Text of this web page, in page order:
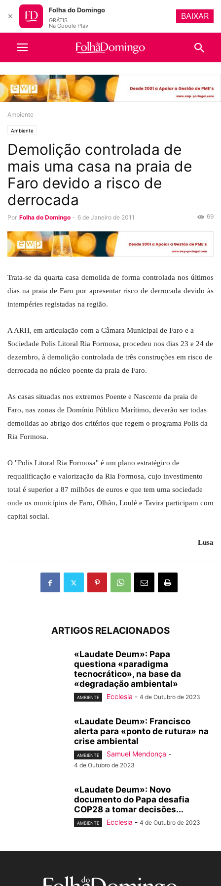
Ambiente
Ambiente
Demolição controlada de
mais uma casa na praia de
Faro devido a risco de
derrocada
Por Folha do Domingo - 6 de Janeiro de 2011 69
Trata-se da quarta casa demolida de forma controlada nos últimos
dias na praia de Faro por apresentar risco de derrocada devido às
intempéries registadas na região.
A ARH, em articulação com a Câmara Municipal de Faro e a
Sociedade Polis Litoral Ria Formosa, procedeu nos dias 23 e 24 de
dezembro, à demolição controlada de três construções em risco de
derrocada no núcleo poente da praia de Faro.
As casas situadas nos extremos Poente e Nascente da praia de
Faro, nas zonas de Domínio Público Marítimo, deverão ser todas
demolidas ao abrigo dos critérios que regem o programa Polis da
Ria Formosa.
O "Polis Litoral Ria Formosa" é um plano estratégico de
requalificação e valorização da Ria Formosa, cujo investimento
total é superior a 87 milhões de euros e que tem uma sociedade
onde os municípios de Faro, Olhão, Loulé e Tavira participam com
capital social.
Lusa
ARTIGOS RELACIONADOS
«Laudate Deum»: Papa
questiona «paradigma
tecnocrático», na base da
«degradação ambiental»
AMBIENTE Ecclesia - 4 de Outubro de 2023
«Laudate Deum»: Francisco
alerta para «ponto de rutura» na
crise ambiental
AMBIENTE Samuel Mendonça -
4 de Outubro de 2023
«Laudate Deum»: Novo
documento do Papa desafia
COP28 a tomar decisões...
AMBIENTE Ecclesia - 4 de Outubro de 2023
✕
Folha do Domingo
GRÁTIS
Na Google Play
BAIXAR